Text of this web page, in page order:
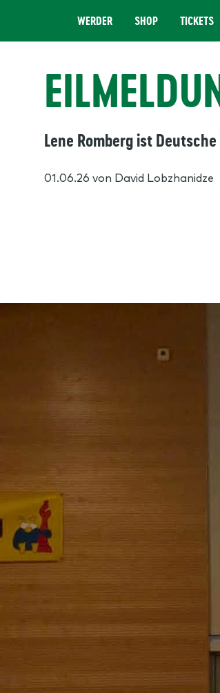
WERDER SHOP TICKETS
Lene Romberg ist
01.06.26 von David Lobzhanidze